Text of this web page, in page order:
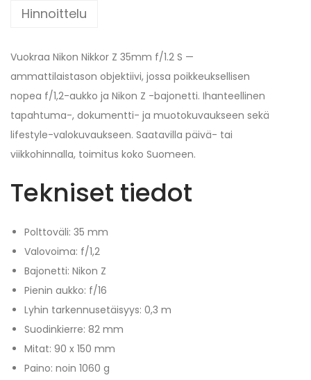
Hinnoittelu
Vuokraa Nikon Nikkor Z 35mm f/1.2 S —
ammattilaistason objektiivi, jossa poikkeuksellisen
nopea f/1,2-aukko ja Nikon Z -bajonetti. Ihanteellinen
tapahtuma-, dokumentti- ja muotokuvaukseen sekä
lifestyle-valokuvaukseen. Saatavilla päivä- tai
viikkohinnalla, toimitus koko Suomeen.
Tekniset tiedot
Polttoväli: 35 mm
Valovoima: f/1,2
Bajonetti: Nikon Z
Pienin aukko: f/16
Lyhin tarkennusetäisyys: 0,3 m
Suodinkierre: 82 mm
Mitat: 90 x 150 mm
Paino: noin 1060 g